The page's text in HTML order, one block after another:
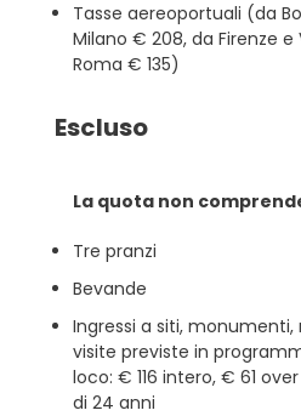
Tasse aereoportuali (da
Milano € 208, da Firenze e
Roma € 135)
Escluso
La quota non
Tre pranzi
Bevande
Ingressi a siti,
visite previste in
loco: € 116 intero, € 61
di 24 anni